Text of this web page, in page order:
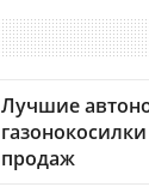
Лучшие
продаж